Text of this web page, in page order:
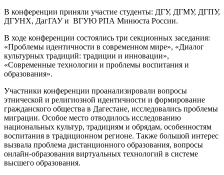
В конференции приняли участие студенты: ДГУ, ДГМУ, ДГПУ,
ДГУНХ, ДагГАУ и ВГУЮ РПА Минюста России.
В ходе конференции состоялись три секционных заседания:
«Проблемы идентичности в современном мире», «Диалог
культурных традиций: традиции и инновации»,
«Современные технологии и проблемы воспитания и
образования».
Участники конференции проанализировали вопросы
этнической и религиозной идентичности и формирование
гражданского общества в Дагестане, исследовались проблемы
миграции. Особое место отводилось исследованию
национальных культур, традициям и обрядам, особенностям
воспитания в традиционном регионе. Также большой интерес
вызвала проблема дистанционного образования, вопросы
онлайн-образования виртуальных технологий в системе
высшего образования.